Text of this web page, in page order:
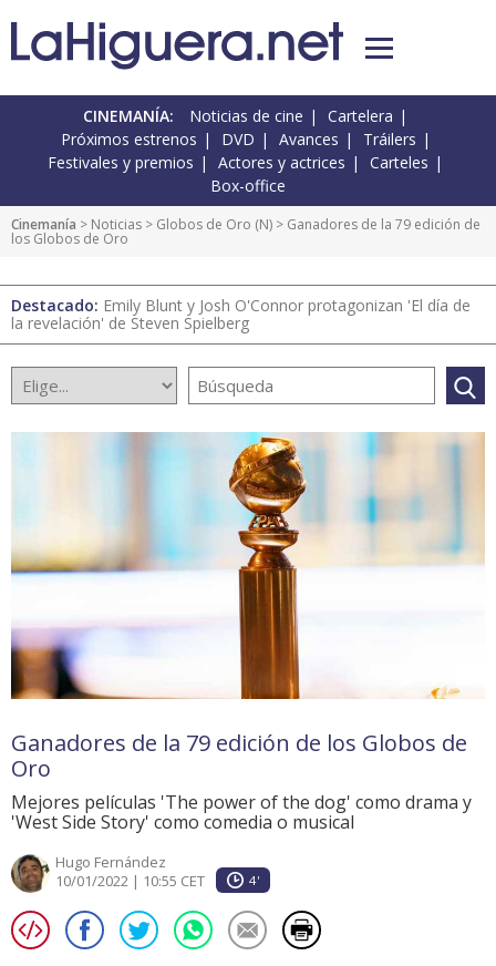
CINEMANÍA: Noticias de cine
Cartelera
Próximos estrenos
DVD Avances
Tráilers
Festivales y premios
Actores y actrices
Carteles
Box-office
Cinemanía > Noticias > Globos de Oro (N) > Ganadores de la 79 edición de
los Globos de Oro
Destacado: Emily Blunt y Josh O'Connor protagonizan 'El día de
la revelación' de Steven Spielberg
Ganadores de la 79 edición de los Globos de
Oro
Mejores películas 'The power of the dog' como drama y
'West Side Story' como comedia o musical
Hugo Fernández
10/01/2022 | 10:55 CET
4'